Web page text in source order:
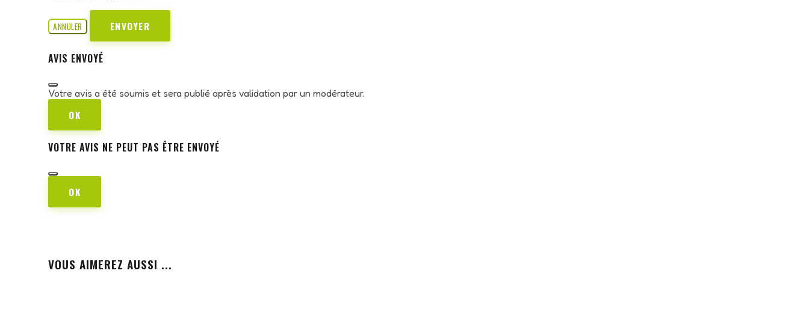
ANNULER ENVOYER
AVIS ENVOYÉ
Votre avis a été soumis et sera publié après validation par un modérateur.
OK
VOTRE AVIS NE PEUT PAS ÊTRE ENVOYÉ
OK
VOUS AIMEREZ AUSSI ...